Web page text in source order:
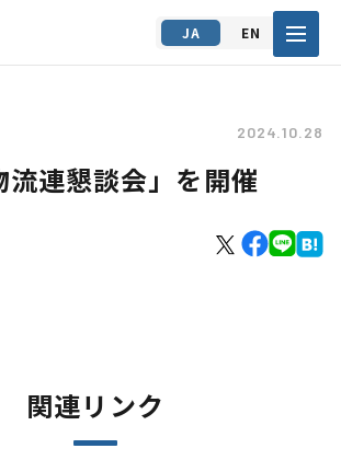
JA EN
2024.10.28
連懇談会」を開催
関連リンク